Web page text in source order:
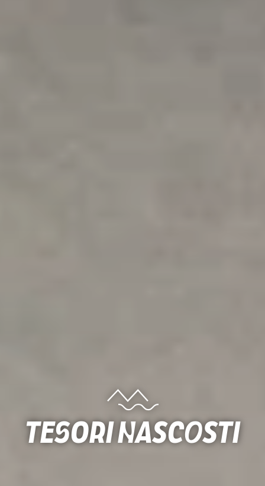
Tesori nascosti